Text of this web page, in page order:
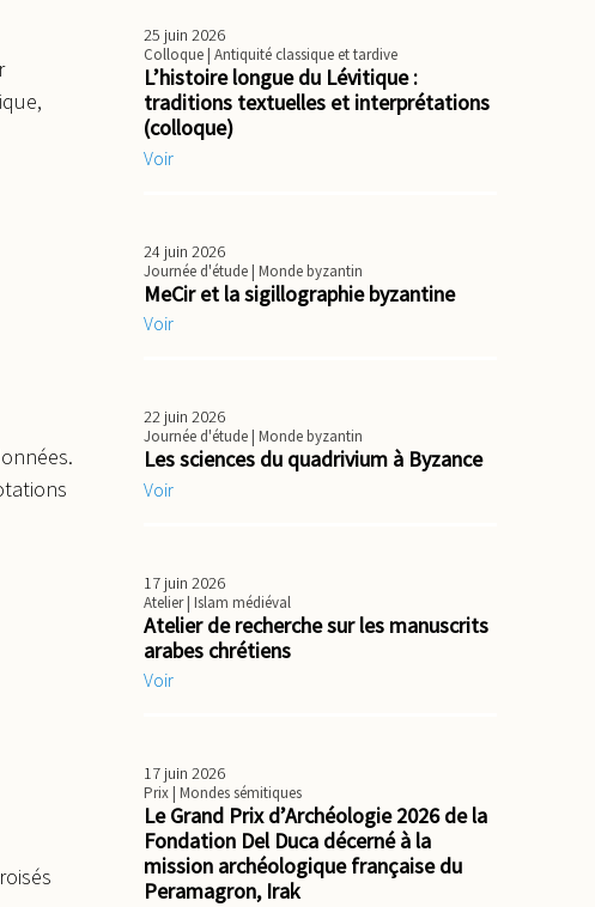
25 juin 2026
Colloque| Antiquité classique et tardive
L’histoire longue du Lévitique :
traditions textuelles et interprétations
(colloque)
Voir
24 juin 2026
Journée d'étude| Monde byzantin
MeCir et la sigillographie byzantine
Voir
22 juin 2026
Journée d'étude| Monde byzantin
Les sciences du quadrivium à Byzance
Voir
17 juin 2026
Atelier| Islam médiéval
Atelier de recherche sur les manuscrits
arabes chrétiens
Voir
17 juin 2026
Prix| Mondes sémitiques
Le Grand Prix d’Archéologie 2026 de la
Fondation Del Duca décerné à la
mission archéologique française du
Peramagron, Irak